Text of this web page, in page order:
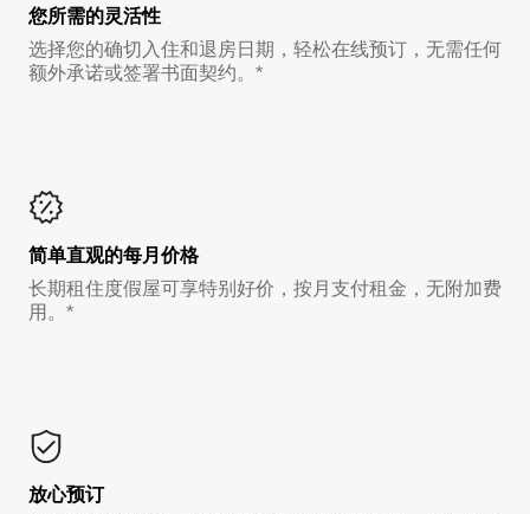
您所需的灵活性
选择您的确切入住和退房日期，轻松在线预订，无需任何
额外承诺或签署书面契约。*
简单直观的每月价格
长期租住度假屋可享特别好价，按月支付租金，无附加费
用。*
放心预订